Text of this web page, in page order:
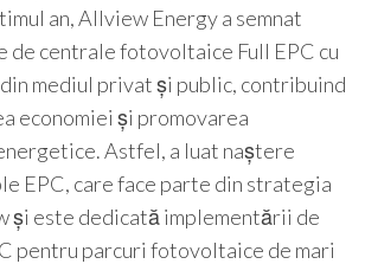
an, Allview Energy a semnat
de centrale fotovoltaice Full EPC cu
mediul privat și public, contribuind
economiei și promovarea
Astfel, a luat naștere
EPC, care face parte din strategia
și este dedicată implementării de
pentru parcuri fotovoltaice de mari